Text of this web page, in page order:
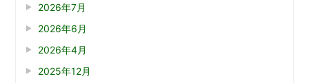
2026年7月
2026年6月
2026年4月
2025年12月